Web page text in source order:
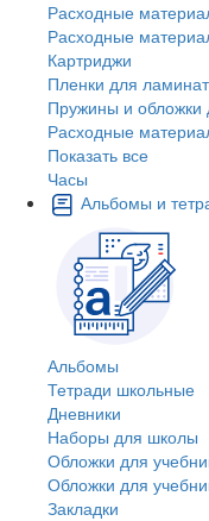
Расходные
Расходные
Картриджи
Пленки для
Пружины и
Расходные
Показать все
Часы
Альбомы и
Альбомы
Тетради школьные
Дневники
Наборы для школы
Обложки для
Обложки для
Закладки